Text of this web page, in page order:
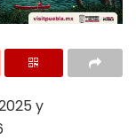
y